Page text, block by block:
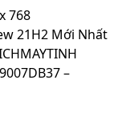
768
21H2 Mới Nhất
–